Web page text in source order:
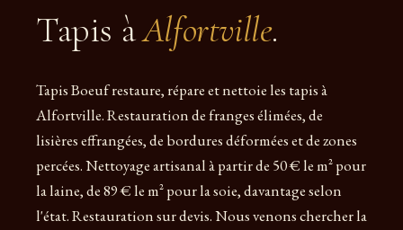
Tapis àAlfortville.
Tapis Boeuf restaure, répare et nettoie les tapis à
Alfortville. Restauration de franges élimées, de
lisières effrangées, de bordures déformées et de zones
percées. Nettoyage artisanal à partir de 50 € le m² pour
la laine, de 89 € le m² pour la soie, davantage selon
l'état. Restauration sur devis. Nous venons chercher la